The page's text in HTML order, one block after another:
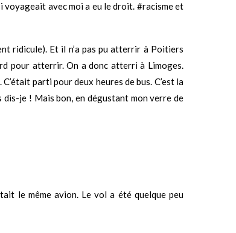
voyageait avec moi a eu le droit. #racisme et
ridicule). Et il n’a pas pu atterrir à Poitiers
pour atterrir. On a donc atterri à Limoges.
parti pour deux heures de bus. C’est la
dis-je ! Mais bon, en dégustant mon verre de
le même avion. Le vol a été quelque peu